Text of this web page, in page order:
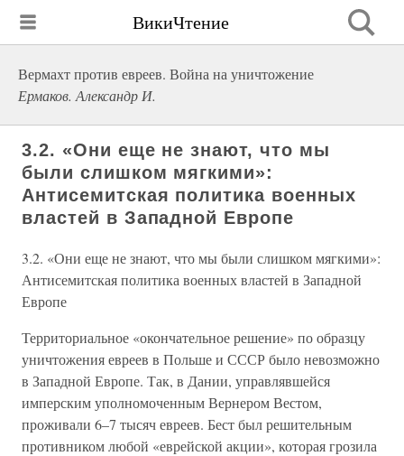
ВикиЧтение
Вермахт против евреев. Война на уничтожение
Ермаков. Александр И.
3.2. «Они еще не знают, что мы
были слишком мягкими»:
Антисемитская политика военных
властей в Западной Европе
3.2. «Они еще не знают, что мы были слишком мягкими»:
Антисемитская политика военных властей в Западной
Европе
Территориальное «окончательное решение» по образцу
уничтожения евреев в Польше и СССР было невозможно
в Западной Европе. Так, в Дании, управлявшейся
имперским уполномоченным Вернером Вестом,
проживали 6–7 тысяч евреев. Бест был решительным
противником любой «еврейской акции», которая грозила